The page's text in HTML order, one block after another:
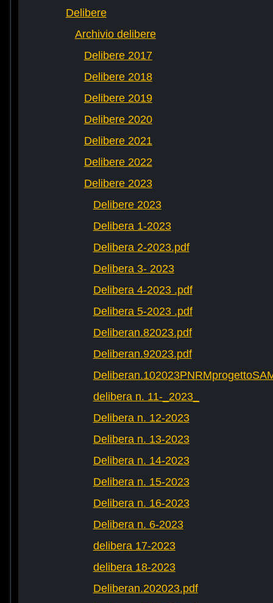
Delibere
Archivio delibere
Delibere 2017
Delibere 2018
Delibere 2019
Delibere 2020
Delibere 2021
Delibere 2022
Delibere 2023
Delibere 2023
Delibera 1-2023
Delibera 2-2023.pdf
Delibera 3- 2023
Delibera 4-2023 .pdf
Delibera 5-2023 .pdf
Deliberan.82023.pdf
Deliberan.92023.pdf
delibera n. 11-_2023_
Delibera n. 12-2023
Delibera n. 13-2023
Delibera n. 14-2023
Delibera n. 15-2023
Delibera n. 16-2023
Delibera n. 6-2023
delibera 17-2023
delibera 18-2023
Deliberan.202023.pdf